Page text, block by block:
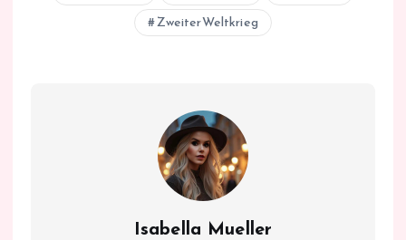
ZweiterWeltkrieg
Isabella Mueller